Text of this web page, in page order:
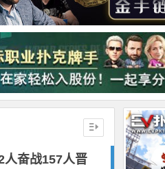
人奋战157人晋